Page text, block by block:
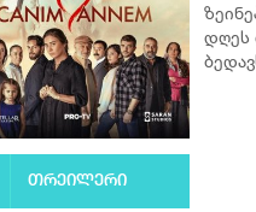
თრეილერი
დღეს